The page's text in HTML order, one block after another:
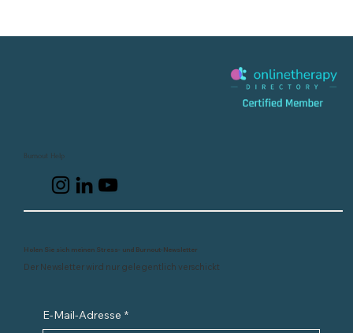
Holen Sie sich meinen Stress- und Burnout-Newsletter
Der Newsletter wird nur gelegentlich verschickt
E-Mail-Adresse *
Burnout Help